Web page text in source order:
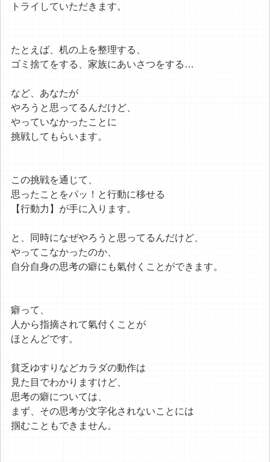
トライしていただきます。
たとえば、机の上を整理する、
ゴミ捨てをする、家族にあいさつをする…
など、あなたが
やろうと思ってるんだけど、
やっていなかったことに
挑戦してもらいます。
この挑戦を通じて、
思ったことをパッ！と行動に移せる
【行動力】が手に入ります。
と、同時になぜやろうと思ってるんだけど、
やってこなかったのか、
自分自身の思考の癖にも氣付くことができます。
癖って、
人から指摘されて氣付くことが
ほとんどです。
貧乏ゆすりなどカラダの動作は
見た目でわかりますけど、
思考の癖については、
まず、その思考が文字化されないことには
掴むこともできません。